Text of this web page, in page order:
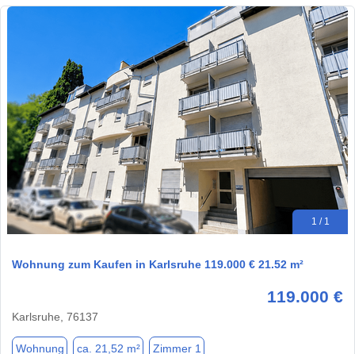
1 / 1
Wohnung zum Kaufen in Karlsruhe 119.000 € 21.52 m²
119.000 €
Karlsruhe, 76137
Wohnung ca. 21,52 m² Zimmer 1